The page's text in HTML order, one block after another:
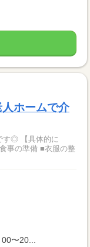
ホームで介
的に
事の準備 ■衣服の整
〜20...